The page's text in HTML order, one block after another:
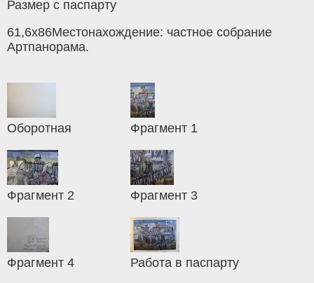
Размер с паспарту
61,6х86Местонахождение: частное собрание
Артпанорама.
Оборотная Фрагмент 1
Фрагмент 2 Фрагмент 3
Фрагмент 4 Работа в паспарту